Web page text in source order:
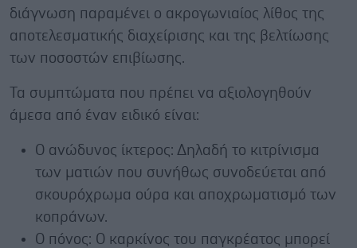
διάγνωση παραμένει ο ακρογωνιαίος λίθος της
αποτελεσματικής διαχείρισης και της βελτίωσης
των ποσοστών επιβίωσης.
Τα συμπτώματα που πρέπει να αξιολογηθούν
άμεσα από έναν ειδικό είναι:
Ο ανώδυνος ίκτερος: Δηλαδή το κιτρίνισμα
των ματιών που συνήθως συνοδεύεται από
σκουρόχρωμα ούρα και αποχρωματισμό των
κοπράνων.
Ο πόνος: Ο καρκίνος του παγκρέατος μπορεί